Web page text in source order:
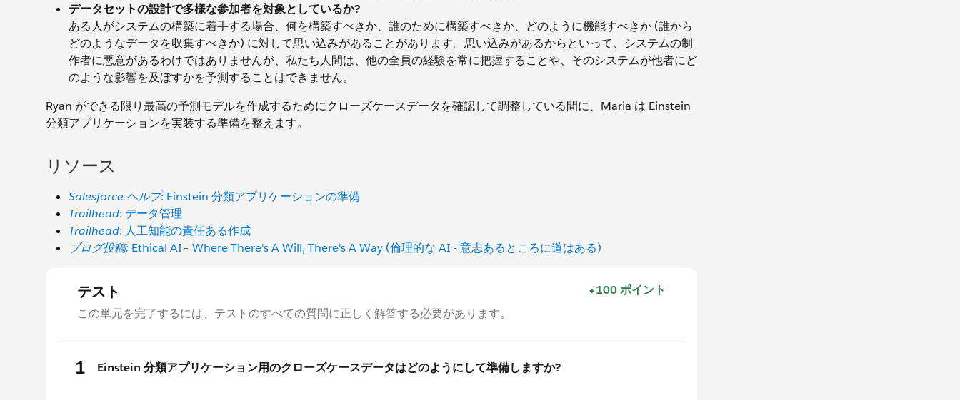
データセットの設計で多様な参加者を対象としているか?
ある人がシステムの構築に着手する場合、何を構築すべきか、誰のために構築すべきか、どのように機能すべきか (誰から
どのようなデータを収集すべきか) に対して思い込みがあることがあります。思い込みがあるからといって、システムの制
作者に悪意があるわけではありませんが、私たち人間は、他の全員の経験を常に把握することや、そのシステムが他者にど
のような影響を及ぼすかを予測することはできません。
Ryan ができる限り最高の予測モデルを作成するためにクローズケースデータを確認して調整している間に、Maria は Einstein
分類アプリケーションを実装する準備を整えます。
リソース
Salesforce ヘルプ: Einstein 分類アプリケーションの準備
Trailhead: データ管理
Trailhead: 人工知能の責任ある作成
ブログ投稿: Ethical AI– Where There's A Will, There's A Way (倫理的な AI - 意志あるところに道はある)